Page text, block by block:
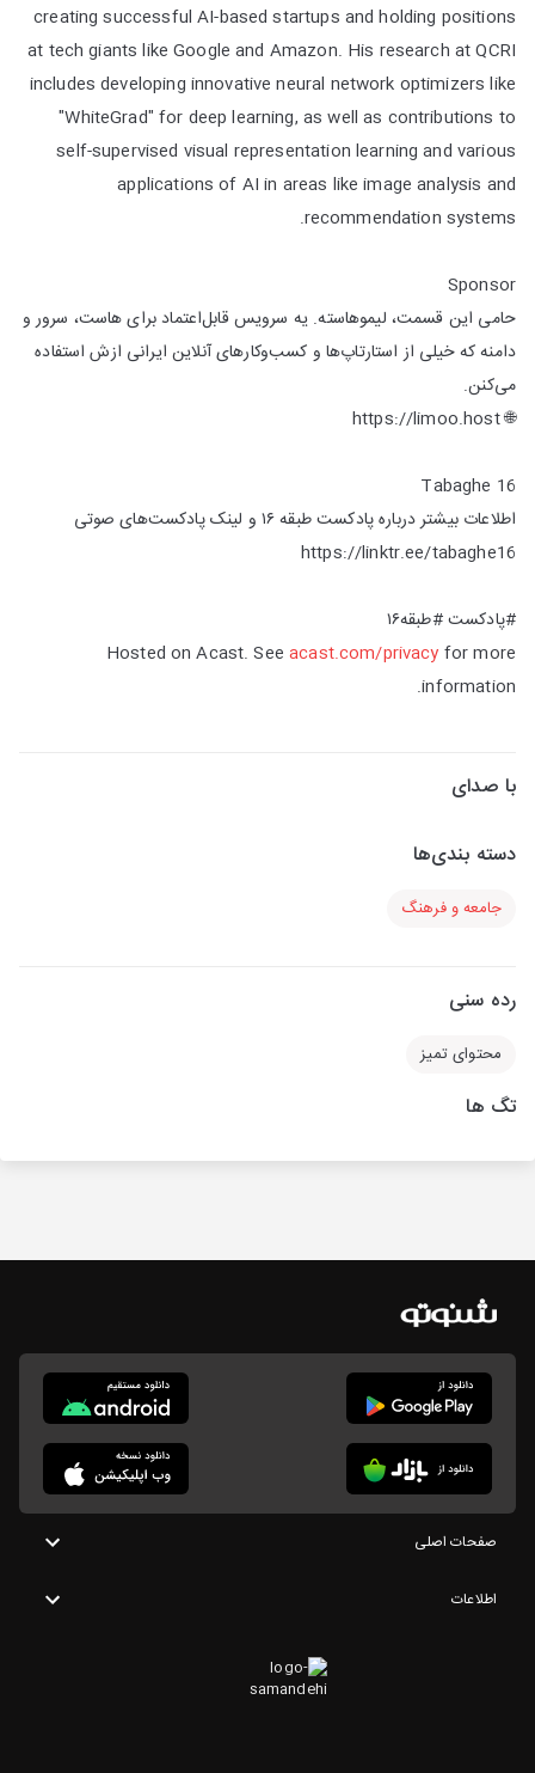
creating successful AI-based startups and holding positions
at tech giants like Google and Amazon. His research at QCRI
includes developing innovative neural network optimizers like
"WhiteGrad" for deep learning, as well as contributions to
self-supervised visual representation learning and various
applications of AI in areas like image analysis and
recommendation systems.
Sponsor
حامی این قسمت، لیموهاسته. یه سرویس قابل‌اعتماد برای هاست، سرور و
دامنه که خیلی از استارتاپ‌ها و کسب‌وکارهای آنلاین ایرانی ازش استفاده
می‌کنن.
🌐 https://limoo.host
Tabaghe 16
اطلاعات بیشتر درباره پادکست طبقه ۱۶ و لینک پادکست‌‌های صوتی
https://linktr.ee/tabaghe16
#پادکست #طبقه۱۶
Hosted on Acast. Seeacast.com/privacy for more
information.
با صدای
دسته بندی‌ها
جامعه و فرهنگ
رده سنی
محتوای تمیز
تگ ها
صفحات اصلی
اطلاعات